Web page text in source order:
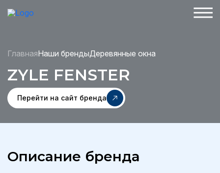
ГлавнаяНаши брендыДеревянные окна
ZYLE FENSTER
Перейти на сайт бренда
Описание бренда